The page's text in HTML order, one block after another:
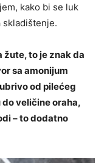
kako bi se luk
skladištenje.
to je znak da
sa amonijum
od pilećeg
veličine oraha,
– to dodatno